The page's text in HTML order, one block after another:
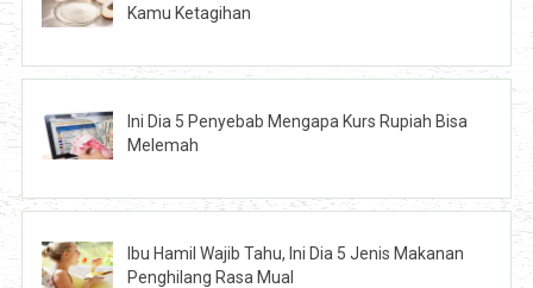
Kamu Ketagihan
Ini Dia 5 Penyebab Mengapa Kurs Rupiah Bisa
Melemah
Ibu Hamil Wajib Tahu, Ini Dia 5 Jenis Makanan
Penghilang Rasa Mual